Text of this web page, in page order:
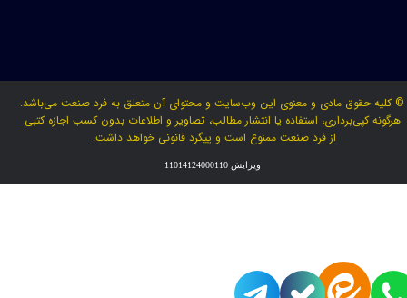
© کلیه حقوق مادی و معنوی این وب‌سایت و محتوای آن متعلق به فرد صنعت می‌باشد.
هرگونه کپی‌برداری، استفاده یا انتشار مطالب، تصاویر و اطلاعات بدون کسب اجازه کتبی
از فرد صنعت ممنوع است و پیگرد قانونی خواهد داشت.
ویرایش 11014124000110